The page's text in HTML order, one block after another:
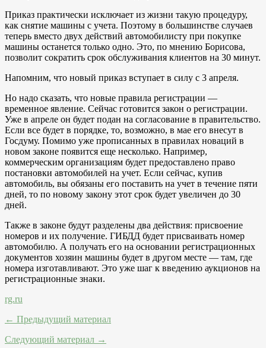
Приказ практически исключает из жизни такую процедуру,
как снятие машины с учета. Поэтому в большинстве случаев
теперь вместо двух действий автомобилисту при покупке
машины останется только одно. Это, по мнению Борисова,
позволит сократить срок обслуживания клиентов на 30 минут.
Напомним, что новый приказ вступает в силу с 3 апреля.
Но надо сказать, что новые правила регистрации —
временное явление. Сейчас готовится закон о регистрации.
Уже в апреле он будет подан на согласование в правительство.
Если все будет в порядке, то, возможно, в мае его внесут в
Госдуму. Помимо уже прописанных в правилах новаций в
новом законе появится еще несколько. Например,
коммерческим организациям будет предоставлено право
постановки автомобилей на учет. Если сейчас, купив
автомобиль, вы обязаны его поставить на учет в течение пяти
дней, то по новому закону этот срок будет увеличен до 30
дней.
Также в законе будут разделены два действия: присвоение
номеров и их получение. ГИБДД будет присваивать номер
автомобилю. А получать его на основании регистрационных
документов хозяин машины будет в другом месте — там, где
номера изготавливают. Это уже шаг к введению аукционов на
регистрационные знаки.
rg.ru
← Предыдущий материал
Следующий материал →